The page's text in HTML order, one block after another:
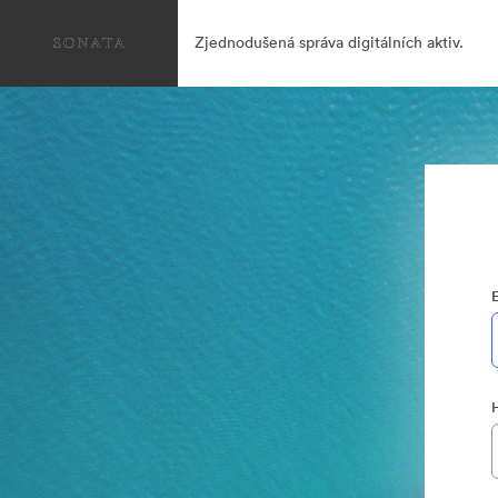
Zjednodušená správa digitálních aktiv.